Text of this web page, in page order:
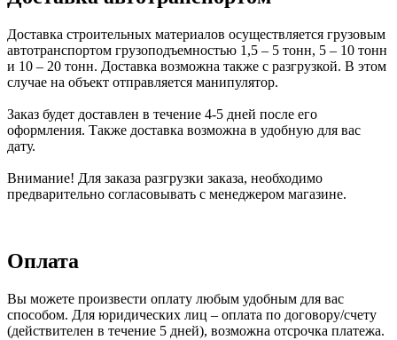
Доставка строительных материалов осуществляется грузовым
автотранспортом грузоподъемностью 1,5 – 5 тонн, 5 – 10 тонн
и 10 – 20 тонн. Доставка возможна также с разгрузкой. В этом
случае на объект отправляется манипулятор.
Заказ будет доставлен в течение 4-5 дней после его
оформления. Также доставка возможна в удобную для вас
дату.
Внимание! Для заказа разгрузки заказа, необходимо
предварительно согласовывать с менеджером магазине.
Оплата
Вы можете произвести оплату любым удобным для вас
способом. Для юридических лиц – оплата по договору/счету
(действителен в течение 5 дней), возможна отсрочка платежа.